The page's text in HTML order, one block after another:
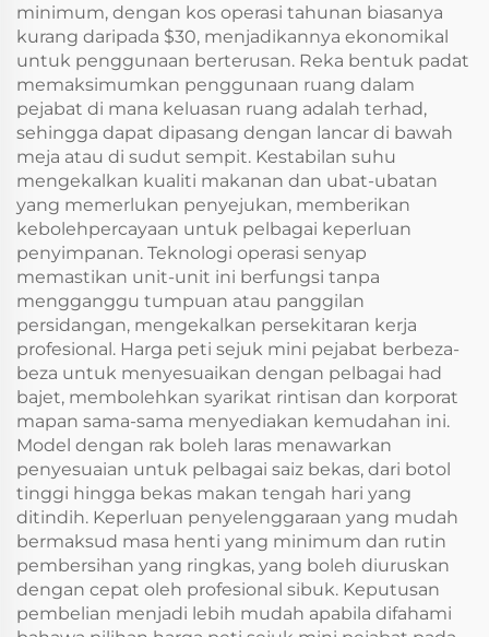
minimum, dengan kos operasi tahunan biasanya
kurang daripada $30, menjadikannya ekonomikal
untuk penggunaan berterusan. Reka bentuk padat
memaksimumkan penggunaan ruang dalam
pejabat di mana keluasan ruang adalah terhad,
sehingga dapat dipasang dengan lancar di bawah
meja atau di sudut sempit. Kestabilan suhu
mengekalkan kualiti makanan dan ubat-ubatan
yang memerlukan penyejukan, memberikan
kebolehpercayaan untuk pelbagai keperluan
penyimpanan. Teknologi operasi senyap
memastikan unit-unit ini berfungsi tanpa
mengganggu tumpuan atau panggilan
persidangan, mengekalkan persekitaran kerja
profesional. Harga peti sejuk mini pejabat berbeza-
beza untuk menyesuaikan dengan pelbagai had
bajet, membolehkan syarikat rintisan dan korporat
mapan sama-sama menyediakan kemudahan ini.
Model dengan rak boleh laras menawarkan
penyesuaian untuk pelbagai saiz bekas, dari botol
tinggi hingga bekas makan tengah hari yang
ditindih. Keperluan penyelenggaraan yang mudah
bermaksud masa henti yang minimum dan rutin
pembersihan yang ringkas, yang boleh diuruskan
dengan cepat oleh profesional sibuk. Keputusan
pembelian menjadi lebih mudah apabila difahami